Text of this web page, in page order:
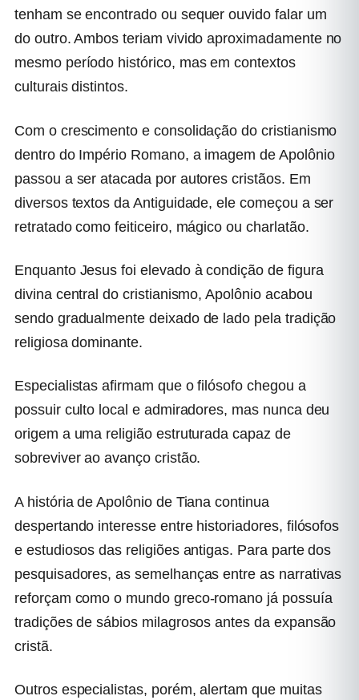
tenham se encontrado ou sequer ouvido falar um
do outro. Ambos teriam vivido aproximadamente no
mesmo período histórico, mas em contextos
culturais distintos.
Com o crescimento e consolidação do cristianismo
dentro do Império Romano, a imagem de Apolônio
passou a ser atacada por autores cristãos. Em
diversos textos da Antiguidade, ele começou a ser
retratado como feiticeiro, mágico ou charlatão.
Enquanto Jesus foi elevado à condição de figura
divina central do cristianismo, Apolônio acabou
sendo gradualmente deixado de lado pela tradição
religiosa dominante.
Especialistas afirmam que o filósofo chegou a
possuir culto local e admiradores, mas nunca deu
origem a uma religião estruturada capaz de
sobreviver ao avanço cristão.
A história de Apolônio de Tiana continua
despertando interesse entre historiadores, filósofos
e estudiosos das religiões antigas. Para parte dos
pesquisadores, as semelhanças entre as narrativas
reforçam como o mundo greco-romano já possuía
tradições de sábios milagrosos antes da expansão
cristã.
Outros especialistas, porém, alertam que muitas